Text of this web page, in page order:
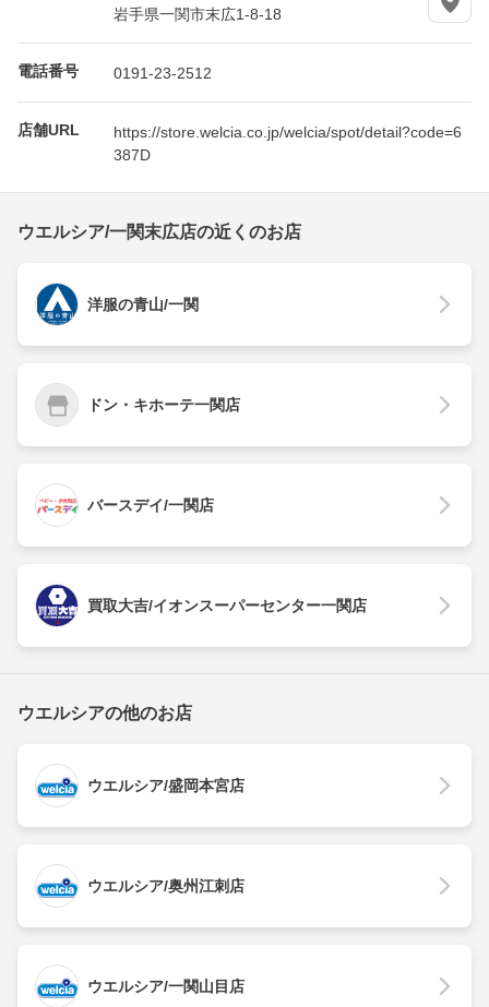
岩手県一関市末広1-8-18
電話番号 0191-23-2512
店舗URL
https://store.welcia.co.jp/welcia/spot/detail?code=6
387D
ウエルシア/一関末広店の近くのお店
洋服の青山/一関
ドン・キホーテ一関店
バースデイ/一関店
買取大吉/イオンスーパーセンター一関店
ウエルシアの他のお店
ウエルシア/盛岡本宮店
ウエルシア/奥州江刺店
ウエルシア/一関山目店